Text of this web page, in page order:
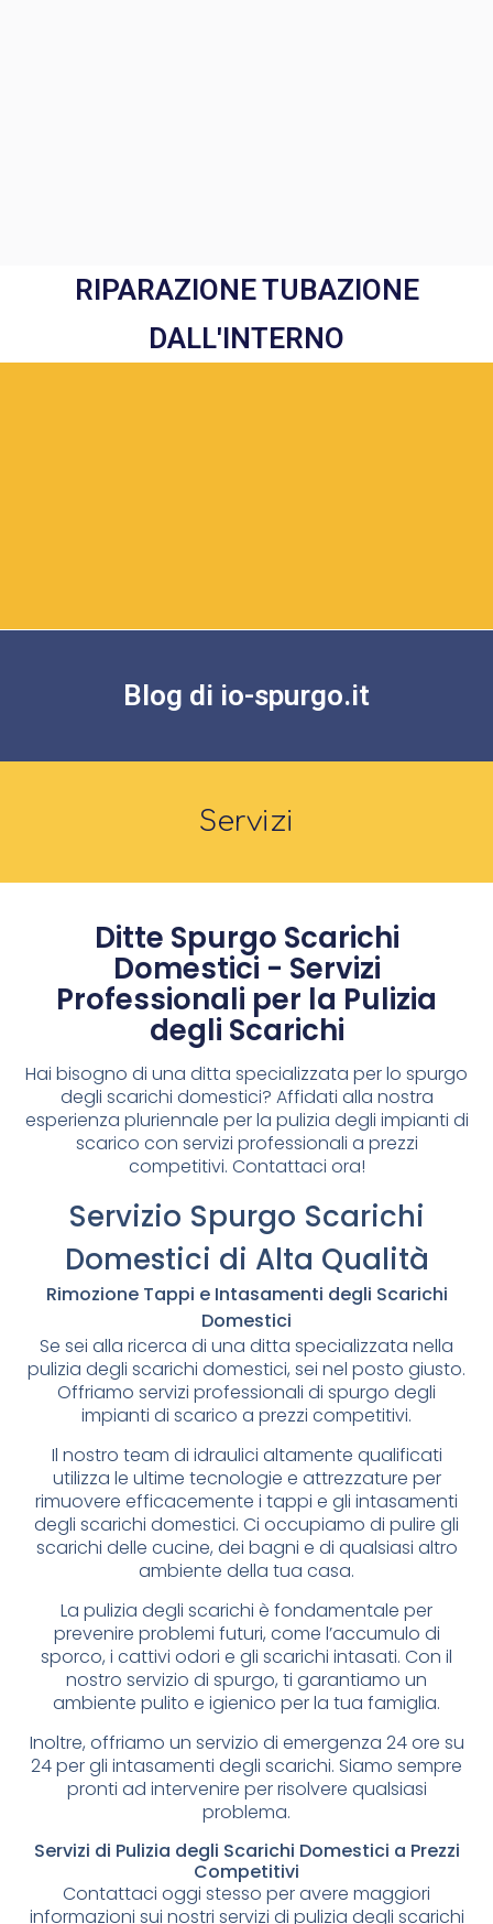
RIPARAZIONE TUBAZIONE
DALL'INTERNO
Blog di io-spurgo.it
Servizi
Ditte Spurgo Scarichi
Domestici - Servizi
Professionali per la Pulizia
degli Scarichi
Hai bisogno di una ditta specializzata per lo spurgo
degli scarichi domestici? Affidati alla nostra
esperienza pluriennale per la pulizia degli impianti di
scarico con servizi professionali a prezzi
competitivi. Contattaci ora!
Servizio Spurgo Scarichi
Domestici di Alta Qualità
Rimozione Tappi e Intasamenti degli Scarichi
Domestici
Se sei alla ricerca di una ditta specializzata nella
pulizia degli scarichi domestici, sei nel posto giusto.
Offriamo servizi professionali di spurgo degli
impianti di scarico a prezzi competitivi.
Il nostro team di idraulici altamente qualificati
utilizza le ultime tecnologie e attrezzature per
rimuovere efficacemente i tappi e gli intasamenti
degli scarichi domestici. Ci occupiamo di pulire gli
scarichi delle cucine, dei bagni e di qualsiasi altro
ambiente della tua casa.
La pulizia degli scarichi è fondamentale per
prevenire problemi futuri, come l’accumulo di
sporco, i cattivi odori e gli scarichi intasati. Con il
nostro servizio di spurgo, ti garantiamo un
ambiente pulito e igienico per la tua famiglia.
Inoltre, offriamo un servizio di emergenza 24 ore su
24 per gli intasamenti degli scarichi. Siamo sempre
pronti ad intervenire per risolvere qualsiasi
problema.
Servizi di Pulizia degli Scarichi Domestici a Prezzi
Competitivi
Contattaci oggi stesso per avere maggiori
informazioni sui nostri servizi di pulizia degli scarichi